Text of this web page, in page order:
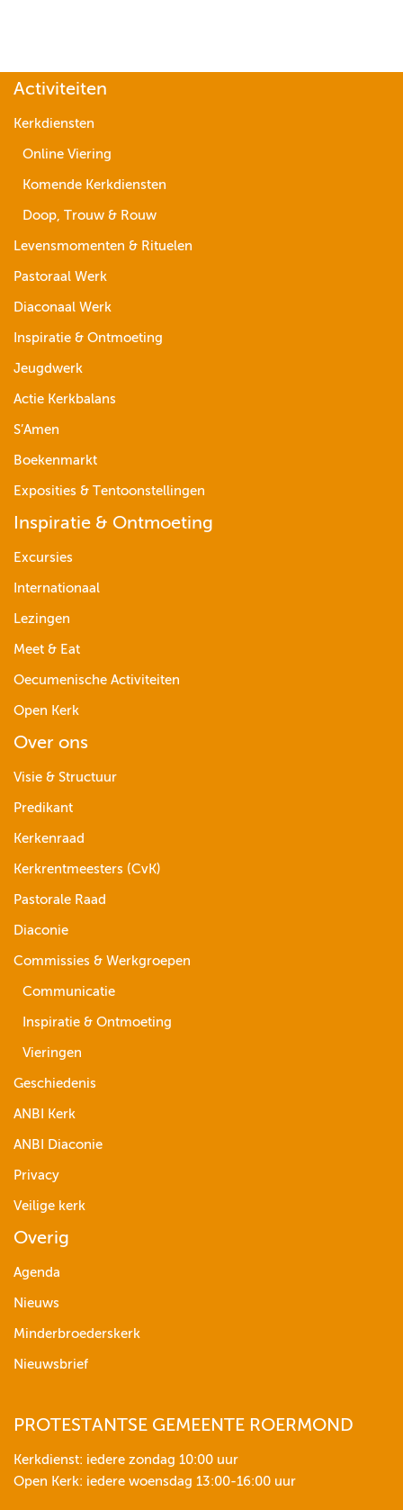
Activiteiten
Kerkdiensten
Online Viering
Komende Kerkdiensten
Doop, Trouw & Rouw
Levensmomenten & Rituelen
Pastoraal Werk
Diaconaal Werk
Inspiratie & Ontmoeting
Jeugdwerk
Actie Kerkbalans
S’Amen
Boekenmarkt
Exposities & Tentoonstellingen
Inspiratie & Ontmoeting
Excursies
Internationaal
Lezingen
Meet & Eat
Oecumenische Activiteiten
Open Kerk
Over ons
Visie & Structuur
Predikant
Kerkenraad
Kerkrentmeesters (CvK)
Pastorale Raad
Diaconie
Commissies & Werkgroepen
Communicatie
Inspiratie & Ontmoeting
Vieringen
Geschiedenis
ANBI Kerk
ANBI Diaconie
Privacy
Veilige kerk
Overig
Agenda
Nieuws
Minderbroederskerk
Nieuwsbrief
PROTESTANTSE GEMEENTE ROERMOND
Kerkdienst: iedere zondag 10:00 uur
Open Kerk: iedere woensdag 13:00-16:00 uur